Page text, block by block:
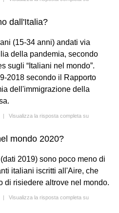
dall'Italia?
(15-34 anni) andati via
della pandemia, secondo
sugli “Italiani nel mondo”.
2018 secondo il Rapporto
dell'immigrazione della
| Visualizza la risposta completa su
mondo 2020?
2019) sono poco meno di
italiani iscritti all'Aire, che
di risiedere altrove nel mondo.
| Visualizza la risposta completa su